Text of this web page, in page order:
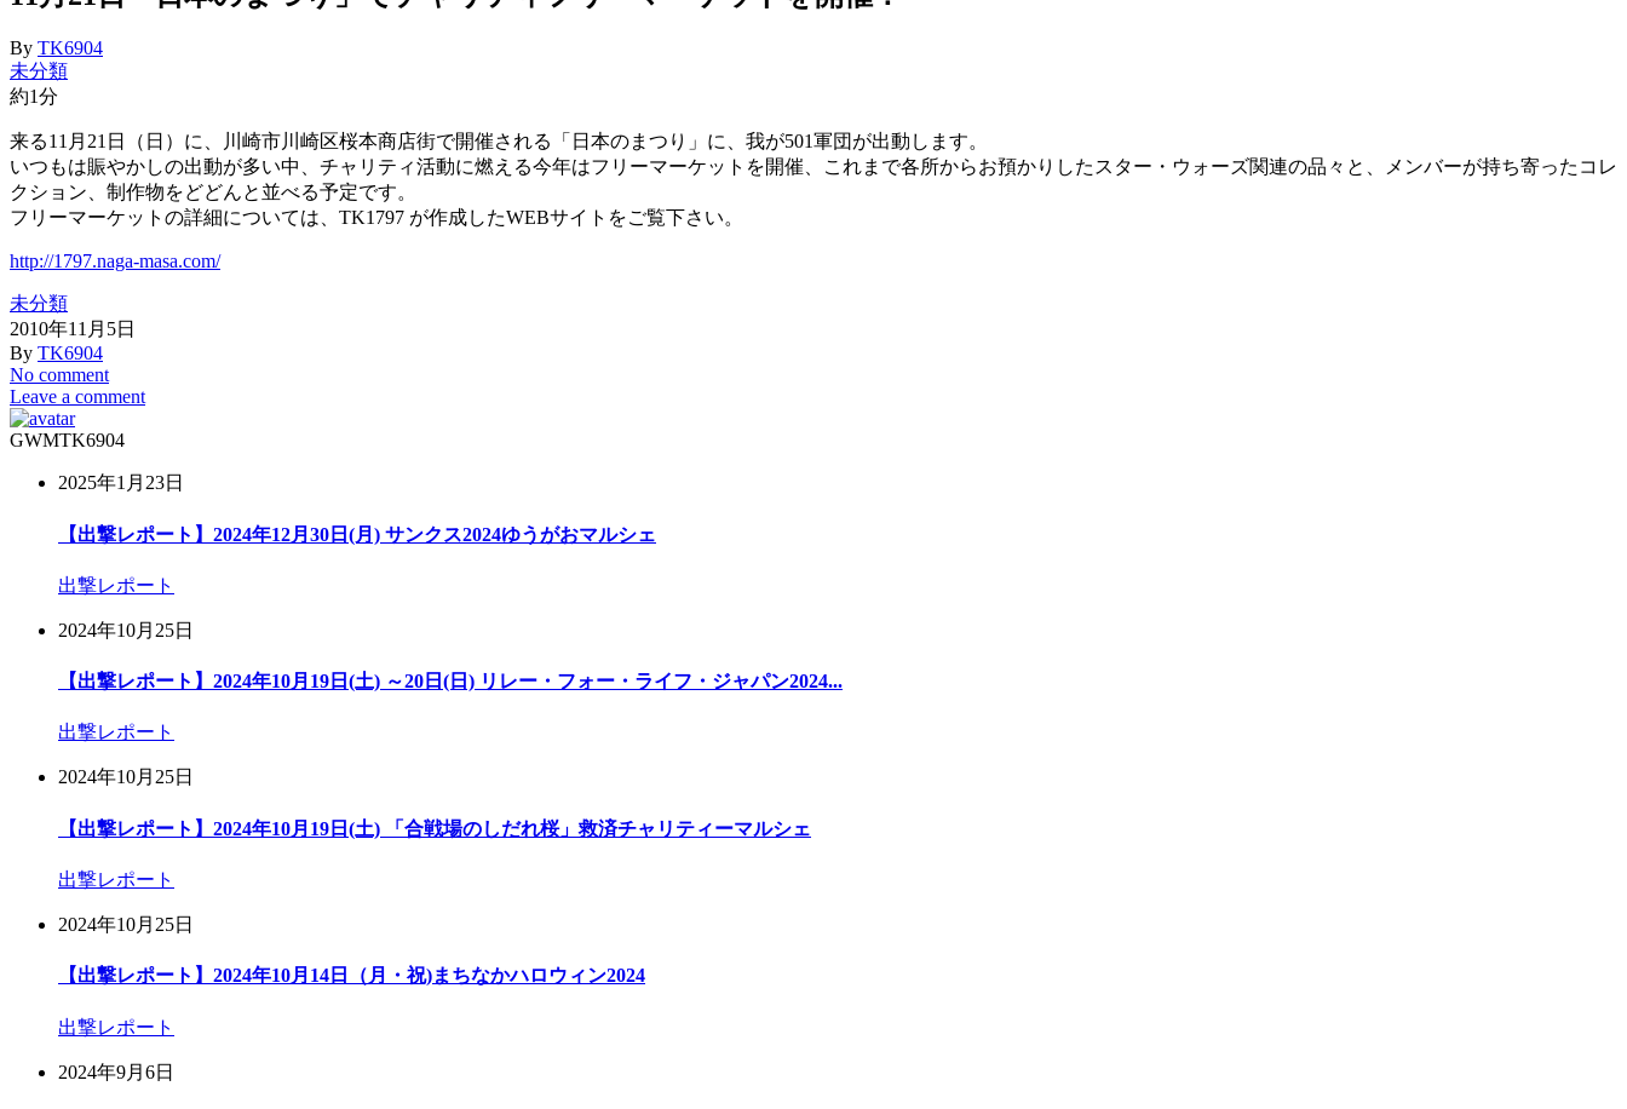
By TK6904
未分類
約1分
来る11月21日（日）に、川崎市川崎区桜本商店街で開催される「日本のまつり」に、我が501軍団が出動します。
いつもは賑やかしの出動が多い中、チャリティ活動に燃える今年はフリーマーケットを開催、これまで各所からお預かりしたスター・ウォーズ関連の品々と、メンバーが持ち寄ったコレ
クション、制作物をどどんと並べる予定です。
フリーマーケットの詳細については、TK1797 が作成したWEBサイトをご覧下さい。
http://1797.naga-masa.com/
未分類
2010年11月5日
By TK6904
No comment
Leave a comment
GWMTK6904
2025年1月23日
【出撃レポート】2024年12月30日(月) サンクス2024ゆうがおマルシェ
出撃レポート
2024年10月25日
【出撃レポート】2024年10月19日(土) ～20日(日) リレー・フォー・ライフ・ジャパン2024...
出撃レポート
2024年10月25日
【出撃レポート】2024年10月19日(土) 「合戦場のしだれ桜」救済チャリティーマルシェ
出撃レポート
2024年10月25日
【出撃レポート】2024年10月14日（月・祝)まちなかハロウィン2024
出撃レポート
2024年9月6日